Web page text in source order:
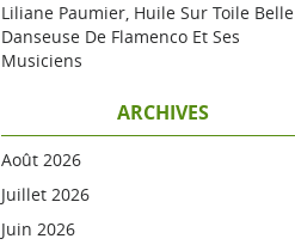
Liliane Paumier, Huile Sur Toile Belle
Danseuse De Flamenco Et Ses
Musiciens
ARCHIVES
Août 2026
Juillet 2026
Juin 2026